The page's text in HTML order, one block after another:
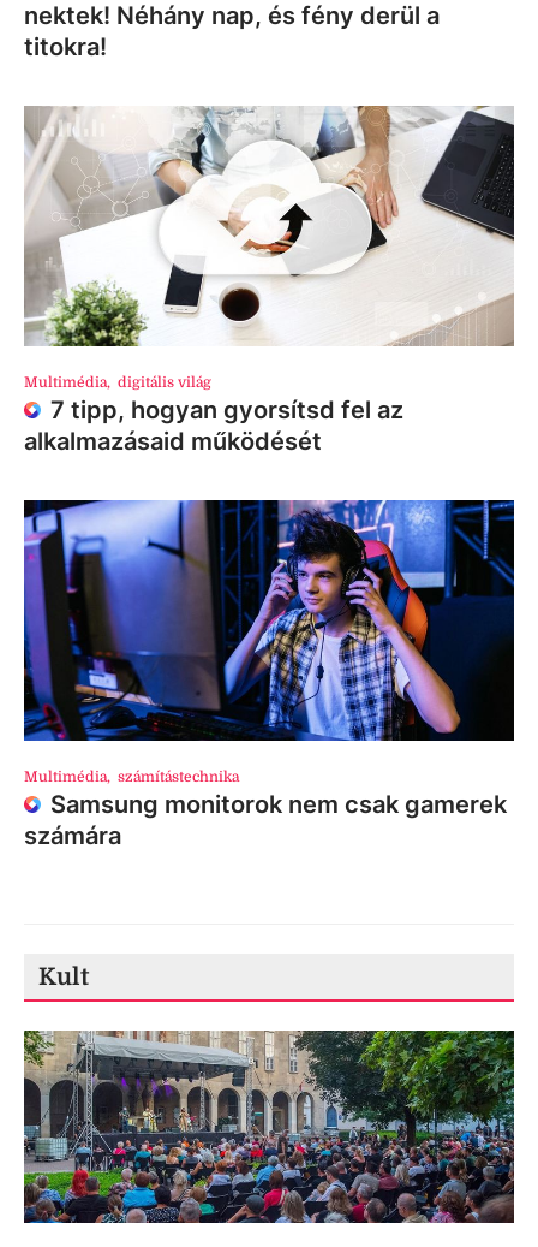
nektek! Néhány nap, és fény derül a
titokra!
Multimédia, digitális világ
7 tipp, hogyan gyorsítsd fel az
alkalmazásaid működését
Multimédia, számítástechnika
Samsung monitorok nem csak gamerek
számára
Kult